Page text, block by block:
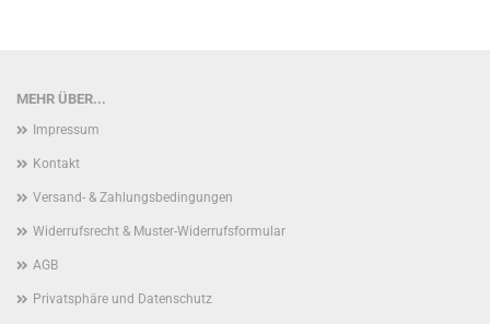
MEHR ÜBER...
Impressum
Kontakt
Versand- & Zahlungsbedingungen
Widerrufsrecht & Muster-Widerrufsformular
AGB
Privatsphäre und Datenschutz